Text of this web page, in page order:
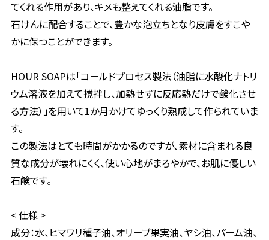
てくれる作用があり、キメも整えてくれる油脂です。
石けんに配合することで、豊かな泡立ちとなり皮膚をすこや
かに保つことができます。
HOUR SOAPは「コールドプロセス製法（油脂に水酸化ナトリ
ウム溶液を加えて撹拌し、加熱せずに反応熱だけで鹸化させ
る方法）」を用いて1か月かけてゆっくり熟成して作られていま
す。
この製法はとても時間がかかるのですが、素材に含まれる良
質な成分が壊れにくく、使い心地がまろやかで、お肌に優しい
石鹸です。
< 仕様 >
成分：水、ヒマワリ種子油、オリーブ果実油、ヤシ油、パーム油、